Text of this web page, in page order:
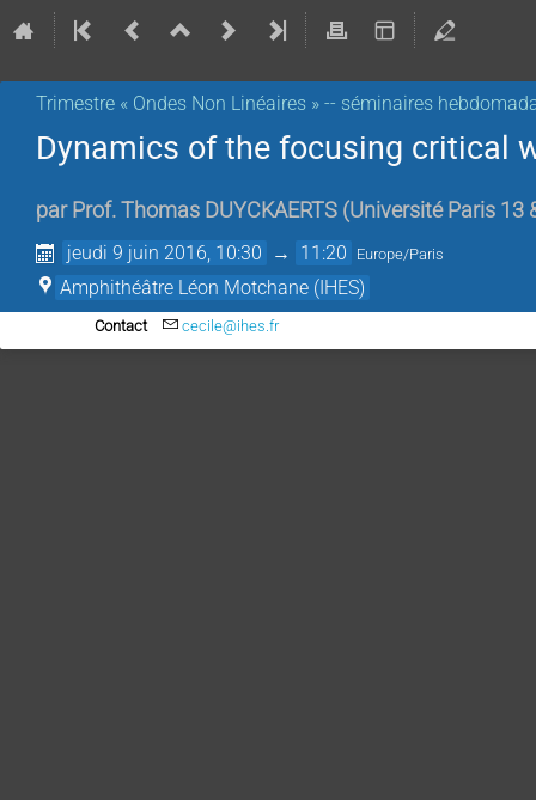
Trimestre « Ondes Non Linéaires » -- séminaires
Dynamics of the focusing critical
par Prof. Thomas DUYCKAERTS (Université Paris 13
jeudi 9 juin 2016, 10:30 → 11:20 Europe/Paris
Amphithéâtre Léon Motchane (IHES)
Contact cecile@ihes.fr